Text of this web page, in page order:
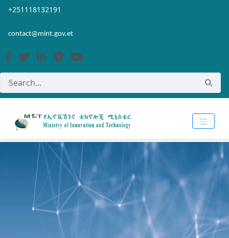
Skip to Main Content
Open Accessibility Menu
+251118132191
contact@mint.gov.et